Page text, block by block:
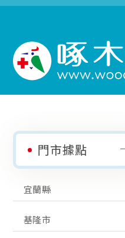
門市據點
宜蘭縣
基隆市